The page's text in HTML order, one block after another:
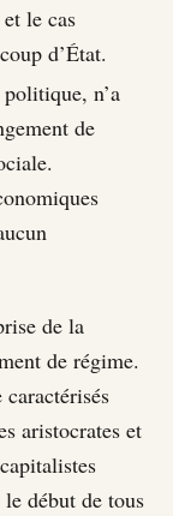
le cas
d’État.
n’a
de
de la
de régime.
aristocrates et
le début de tous